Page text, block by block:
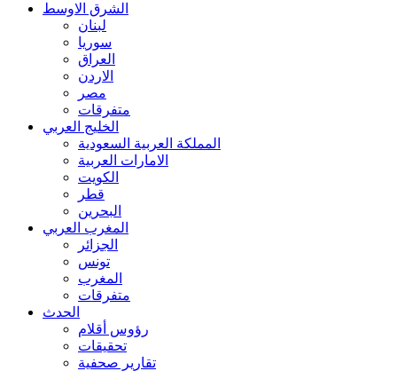
الشرق الاوسط
لبنان
سوريا
العراق
الاردن
مصر
متفرقات
الخليج العربي
المملكة العربية السعودية
الامارات العربية
الكويت
قطر
البحرين
المغرب العربي
الجزائر
تونس
المغرب
متفرقات
الحدث
رؤوس أقلام
تحقيقات
تقارير صحفية